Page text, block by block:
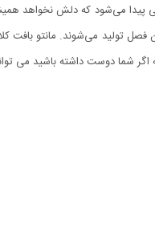
پیدا می‌شود که دلش نخواهد
اگر شما دوست داشته باشید می